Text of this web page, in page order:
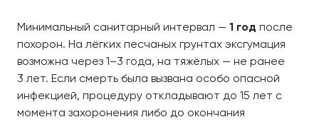
Минимальный санитарный интервал — 1 год после
похорон. На лёгких песчаных грунтах эксгумация
возможна через 1–3 года, на тяжёлых — не ранее
3 лет. Если смерть была вызвана особо опасной
инфекцией, процедуру откладывают до 15 лет с
момента захоронения либо до окончания